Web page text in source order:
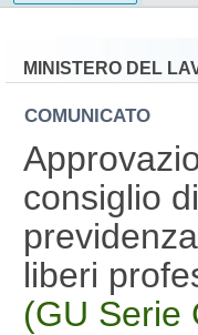
MINISTERO DEL
COMUNICATO
consiglio
liberi
(GU Serie